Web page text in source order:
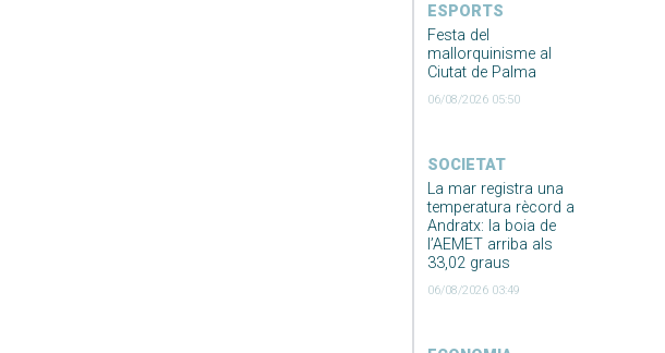
ESPORTS
Festa del
mallorquinisme al
Ciutat de Palma
06/08/2026 05:50
SOCIETAT
La mar registra una
temperatura rècord a
Andratx: la boia de
l’AEMET arriba als
33,02 graus
06/08/2026 03:49